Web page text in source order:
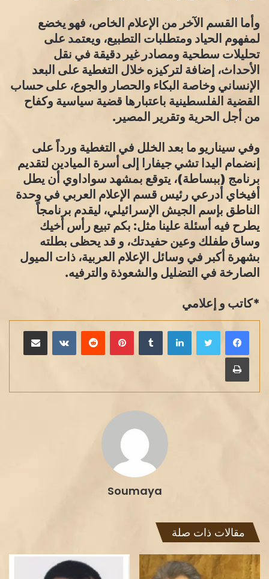
وأما القسم الآخر من الإعلام الخاص، فهو يخضع
لمفهوم الحياد ومتطلبات التطبيع، ويعتمد على
تحليلات سطحية ومصادر غير دقيقة في نقل
الأحداث، إضافة لتركيزه خلال التغطية على البعد
الإنساني وخاصة البكاء والحصار والجوع، على حساب
القضية الفلسطينية باعتبارها قضية سياسية وكفاح
من أجل الحرية وتقرير المصير.
وفي سيناريو ما بعد الخلل في التغطية ورداً على
إنضمام اليدا تشي جيفارا إلى أسرة الميادين لتقديم
برنامج (ببساطة)، يتوقع بمشهد سواداوي أن يطل
أفيخاي أدرعي رئيس قسم الإعلام العربي في وحدة
الناطق بإسم الجيش الإسرائيلي، ليقدم برنامجاً
يطرح فيه أسئلة علينا مثل: بكم تبيع رأس أخيك
وساق طفلك وعين حفيدتك، و قد يحظى بطلته
بشهرة أكبر في وسائل الإعلام العربية، ذات الميول
الصارخة في التضليل والشعوذة والترفيه.
*كاتب و إعلامي
لينكدإن بينتيريست مشاركة عبر البريد
طباعة
Soumaya
مقالات ذات صلة